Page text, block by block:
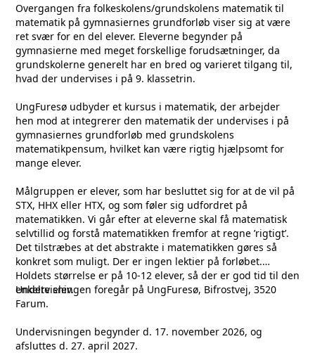
Overgangen fra folkeskolens/grundskolens matematik til
matematik på gymnasiernes grundforløb viser sig at være
ret svær for en del elever. Eleverne begynder på
gymnasierne med meget forskellige forudsætninger, da
grundskolerne generelt har en bred og varieret tilgang til,
hvad der undervises i på 9. klassetrin.
UngFuresø udbyder et kursus i matematik, der arbejder
hen mod at integrerer den matematik der undervises i på
gymnasiernes grundforløb med grundskolens
matematikpensum, hvilket kan være rigtig hjælpsomt for
mange elever.
Målgruppen er elever, som har besluttet sig for at de vil på
STX, HHX eller HTX, og som føler sig udfordret på
matematikken. Vi går efter at eleverne skal få matematisk
selvtillid og forstå matematikken fremfor at regne ’rigtigt’.
Det tilstræbes at det abstrakte i matematikken gøres så
konkret som muligt. Der er ingen lektier på forløbet.
Holdets størrelse er på 10-12 elever, så der er god tid til den
enkelte elev.
Undervisningen foregår på UngFuresø, Bifrostvej, 3520
Farum.
Undervisningen begynder d. 17. november 2026, og
afsluttes d. 27. april 2027.